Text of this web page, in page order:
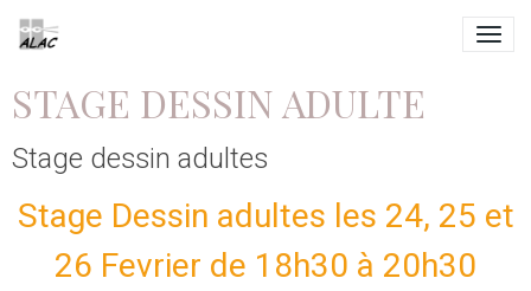
STAGE DESSIN ADULTE
Stage dessin adultes
Stage Dessin adultes les 24, 25 et
26 Fevrier de 18h30 à 20h30